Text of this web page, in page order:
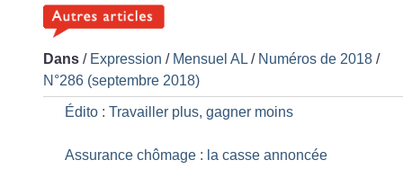
Dans / Expression / Mensuel AL / Numéros de 2018 /
N°286 (septembre 2018)
Édito : Travailler plus, gagner moins
Assurance chômage : la casse annoncée